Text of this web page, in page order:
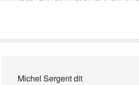
Michel Sergentdit